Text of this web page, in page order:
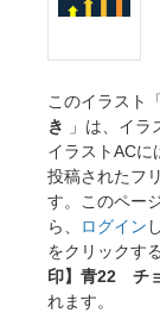
このイラスト「
き
」は、イラ
イラストACに
投稿されたフ
す。このペー
ら、
ログイン
をクリックする
印】青22 チ
れます。